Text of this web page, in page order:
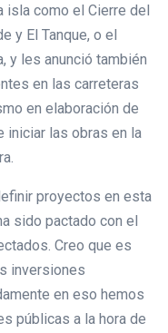
isla como el Cierre del
y El Tanque, o el
y les anunció también
en las carreteras
en elaboración de
iniciar las obras en la
proyectos en esta
sido pactado con el
Creo que es
inversiones
en eso hemos
públicas a la hora de